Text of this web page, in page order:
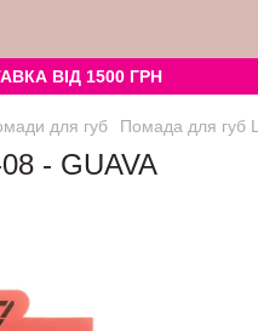
ВІД 1500 ГРН
для губ Помада для губ
- GUAVA